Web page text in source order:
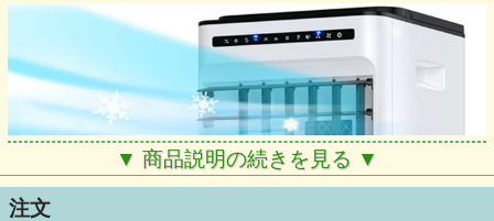
▼ 商品説明の続きを見る ▼
注文